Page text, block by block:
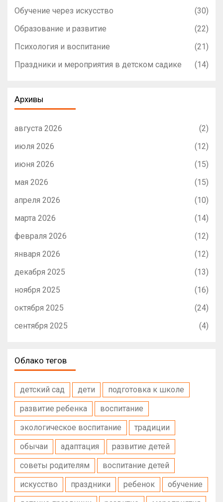
Обучение через искусство
(30)
Образование и развитие
(22)
Психология и воспитание
(21)
Праздники и мероприятия в детском садике
(14)
Архивы
августа 2026
(2)
июля 2026
(12)
июня 2026
(15)
мая 2026
(15)
апреля 2026
(10)
марта 2026
(14)
февраля 2026
(12)
января 2026
(12)
декабря 2025
(13)
ноября 2025
(16)
октября 2025
(24)
сентября 2025
(4)
Облако тегов
детский сад дети
подготовка к школе
развитие ребенка
воспитание
экологическое воспитание
традиции
обычаи
адаптация
развитие детей
советы родителям
воспитание детей
искусство
праздники ребенок
обучение